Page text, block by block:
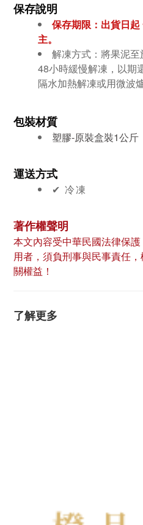
保存說明
保存期限： 出貨日
主。
解凍方式：將果泥
48小時緩慢解凍，以期
隔水加熱解凍或用微波
包裝材質
塑膠-原裝盒裝1公斤
運送方式
✔︎ 冷凍
著作權聲明
本文內容受中華民國法律保
用者，須負刑事與民事責任
關權益！
了解更多